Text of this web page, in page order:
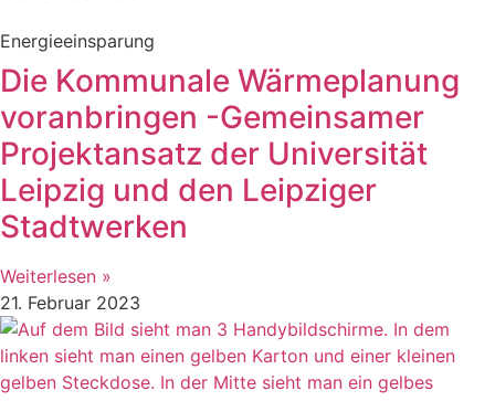
Energieeinsparung
Die Kommunale Wärmeplanung
voranbringen -Gemeinsamer
Projektansatz der Universität
Leipzig und den Leipziger
Stadtwerken
Weiterlesen »
21. Februar 2023